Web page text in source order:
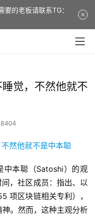
觉，不然他就不
中本聪（Satoshi）的观
，社区成员：指出、以
项区块链相关专利），
。然而，这种主观分析
的老板请联系TG：
It is a 8-year-old
TG: tuhaov